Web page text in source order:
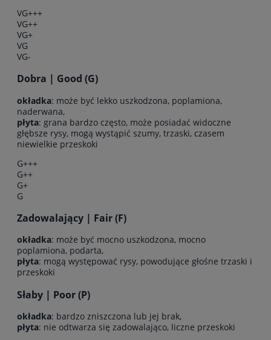
VG+++
VG++
VG+
VG
VG-
Dobra | Good (G)
okładka: może być lekko uszkodzona, poplamiona,
naderwana,
płyta: grana bardzo często, może posiadać widoczne
głębsze rysy, mogą wystąpić szumy, trzaski, czasem
niewielkie przeskoki
G+++
G++
G+
G
Zadowalający | Fair (F)
okładka: może być mocno uszkodzona, mocno
poplamiona, podarta,
płyta: mogą występować rysy, powodujące głośne trzaski i
przeskoki
Słaby | Poor (P)
okładka: bardzo zniszczona lub jej brak,
płyta: nie odtwarza się zadowalająco, liczne przeskoki